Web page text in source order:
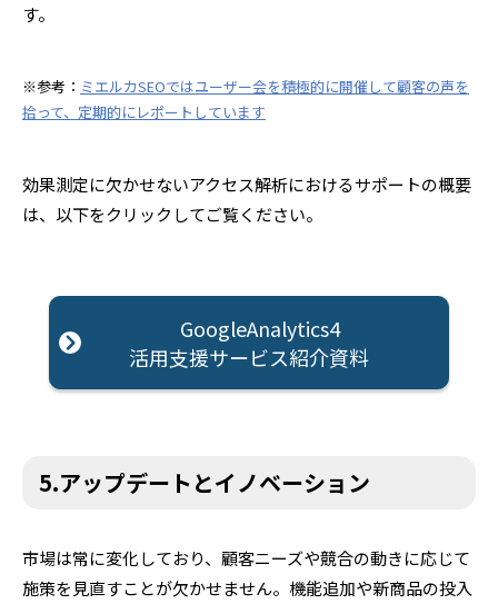
す。
※参考： ミエルカSEOではユーザー会を積極的に開催して顧客の声を
拾って、定期的にレポートしています
効果測定に欠かせないアクセス解析におけるサポートの概要
は、以下をクリックしてご覧ください。
GoogleAnalytics4
活用支援サービス紹介資料
5.アップデートとイノベーション
市場は常に変化しており、顧客ニーズや競合の動きに応じて
施策を見直すことが欠かせません。機能追加や新商品の投入